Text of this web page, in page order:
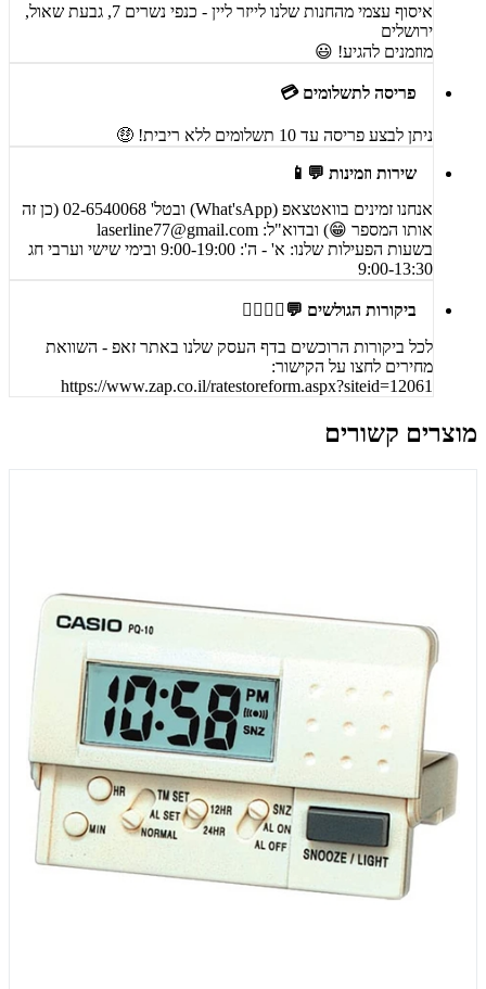
איסוף עצמי מהחנות שלנו לייזר ליין - כנפי נשרים 7, גבעת שאול,
ירושלים
מוזמנים להגיע! 😃
פריסה לתשלומים 💳
ניתן לבצע פריסה עד 10 תשלומים ללא ריבית! 🤑
שירות וזמינות 💬📱
אנחנו זמינים בוואטצאפ (What'sApp) ובטל' 02-6540068 (כן זה
אותו המספר 😁) ובדוא"ל: laserline77@gmail.com
בשעות הפעילות שלנו: א' - ה': 9:00-19:00 ובימי שישי וערבי חג
9:00-13:30
ביקורות הגולשים 💬🙋‍♀️🙋‍♂️
לכל ביקורות הרוכשים בדף העסק שלנו באתר זאפ - השוואת
מחירים לחצו על הקישור:
https://www.zap.co.il/ratestoreform.aspx?siteid=12061
מוצרים קשורים